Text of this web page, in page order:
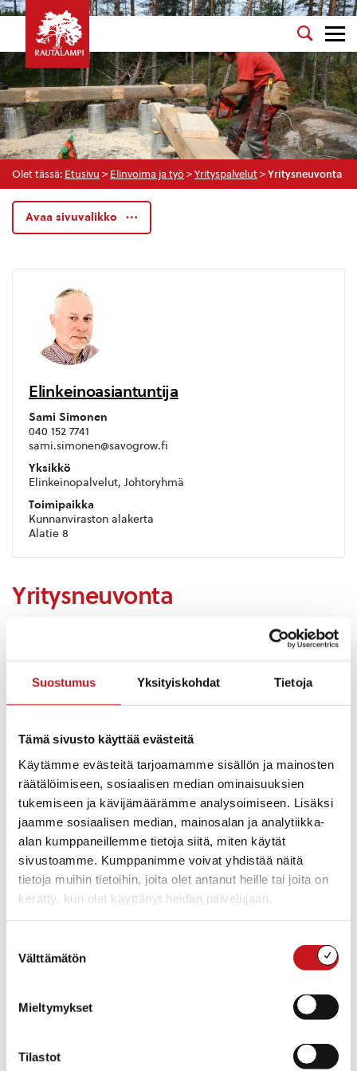
Suostumus Yksityiskohdat Tietoja
Tämä sivusto käyttää evästeitä
Käytämme evästeitä tarjoamamme sisällön ja mainosten
räätälöimiseen, sosiaalisen median ominaisuuksien
tukemiseen ja kävijämäärämme analysoimiseen. Lisäksi
jaamme sosiaalisen median, mainosalan ja analytiikka-
alan kumppaneillemme tietoja siitä, miten käytät
sivustoamme. Kumppanimme voivat yhdistää näitä
tietoja muihin tietoihin, joita olet antanut heille tai joita on
kerätty, kun olet käyttänyt heidän palvelujaan.
valinta
Välttämätön
Mieltymykset
Tilastot
Olet tässä: Etusivu > Elinvoima ja työ > Yrityspalvelut > Yritysneuvonta
Avaa sivuvalikko
Elinkeinoasiantuntija
Sami Simonen
040 152 7741
sami.simonen@savogrow.fi
Yksikkö
Elinkeinopalvelut, Johtoryhmä
Toimipaikka
Kunnanviraston alakerta
Alatie 8
Yritysneuvonta
Kehitysyhtiö SavoGrow Oy auttaa liiketoiminnan
luottamuksellista ja kaikille avointa. Hyödynnä
palvelumme!
SavoGrown palvelut yrityksille
Yrityksen perustaminen
Toimivan yrityksen palvelut Hankkeet
Omistajanvaihdos Sijoittumispalvelut
Yrityshakemisto
Pielaveden, Rautalammin, Suonenjoen, Tervon ja